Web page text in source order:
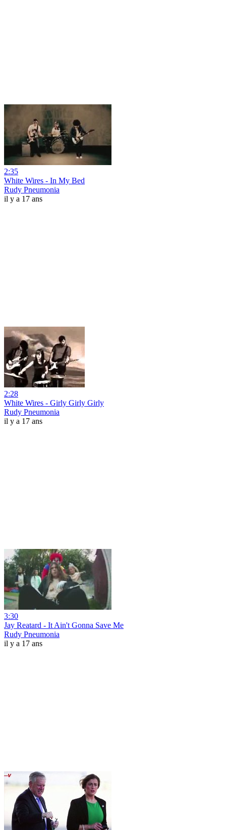
2:35
White Wires - In My Bed
Rudy Pneumonia
il y a 17 ans
2:28
White Wires - Girly Girly Girly
Rudy Pneumonia
il y a 17 ans
3:30
Jay Reatard - It Ain't Gonna Save Me
Rudy Pneumonia
il y a 17 ans